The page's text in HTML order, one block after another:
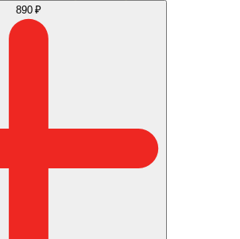
890 ₽